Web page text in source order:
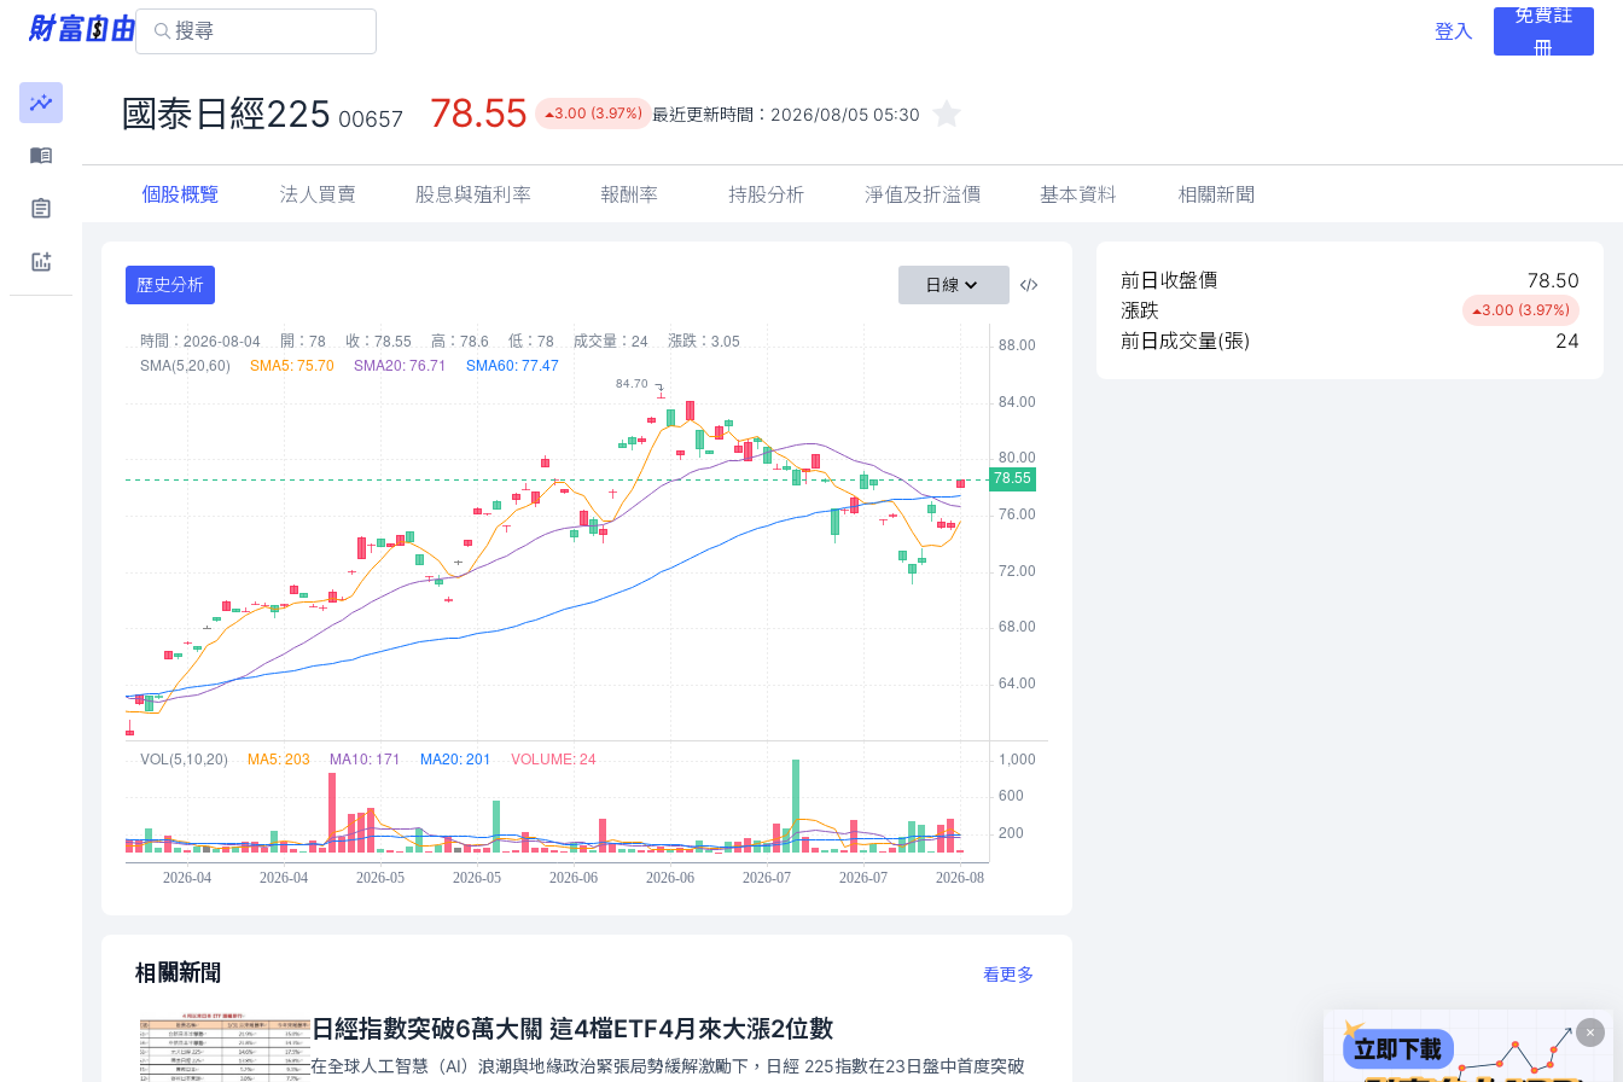
登入
免費註
冊
國泰日經225 00657 78.55 3.00 (3.97%) 最近更新時間： 2026/08/05 05:30
個股概覽 法人買賣 股息與殖利率 報酬率 持股分析 淨值及折溢價 基本資料 相關新聞
歷史分析 日線
相關新聞 看更多
日經指數突破6萬大關 這4檔ETF4月來大漲2位數
在全球人工智慧（AI）浪潮與地緣政治緊張局勢緩解激勵下，日經 225指數在23日盤中首度突破
前日收盤價
78.50
漲跌
3.00 (3.97%)
前日成交量(張) 24